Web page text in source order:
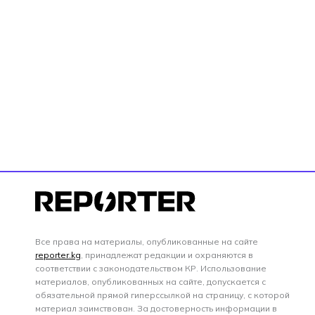
Все права на материалы, опубликованные на сайте
reporter.kg, принадлежат редакции и охраняются в
соответствии с законодательством КР. Использование
материалов, опубликованных на сайте, допускается с
обязательной прямой гиперссылкой на страницу, с которой
материал заимствован. За достоверность информации в